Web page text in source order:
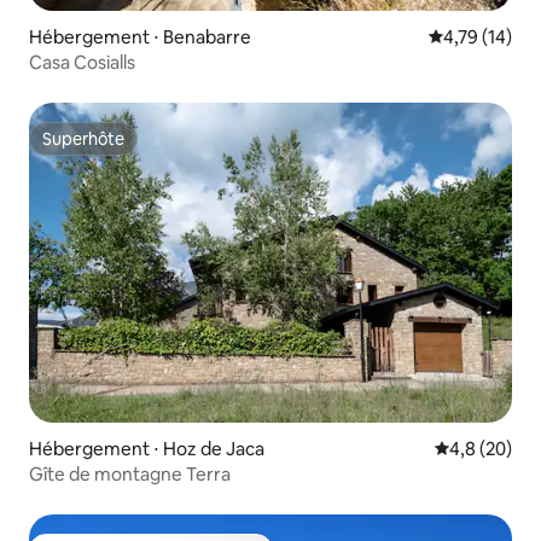
Hébergement ⋅ Benabarre Évaluation
4,79 (14)
Casa Cosialls
Superhôte
Superhôte
Hébergement ⋅ Hoz de Jaca Évaluation
4,8 (20)
Gîte de montagne Terra